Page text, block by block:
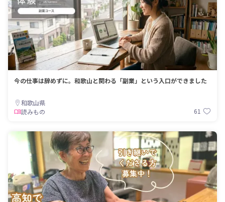
今の仕事は辞めずに。和歌山と関わる「副業」という入口ができました
和歌山県
読みもの
61